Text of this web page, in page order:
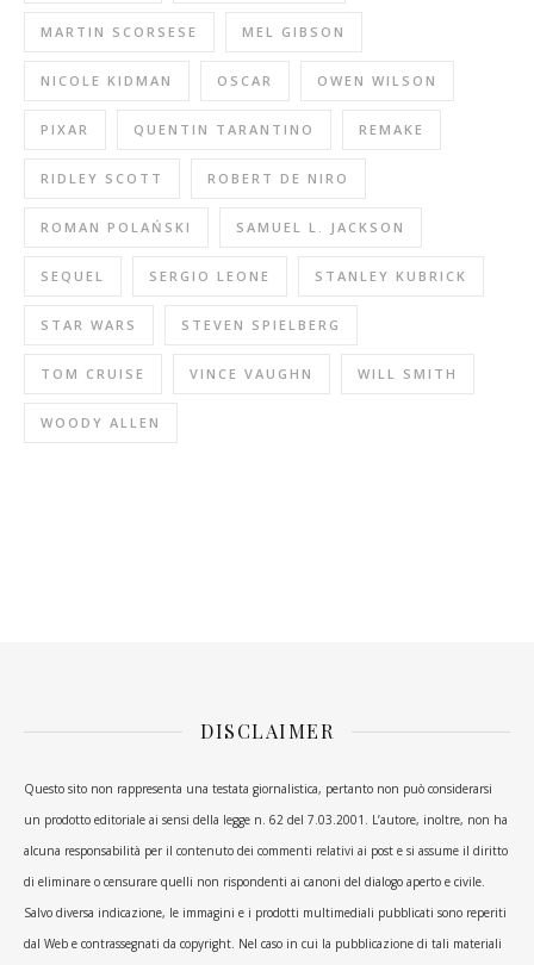
MARTIN SCORSESE MEL GIBSON
NICOLE KIDMAN OSCAR OWEN WILSON
PIXAR QUENTIN TARANTINO REMAKE
RIDLEY SCOTT ROBERT DE NIRO
ROMAN POLAŃSKI SAMUEL L. JACKSON
SEQUEL SERGIO LEONE STANLEY KUBRICK
STAR WARS STEVEN SPIELBERG
TOM CRUISE VINCE VAUGHN WILL SMITH
WOODY ALLEN
DISCLAIMER
Questo sito non rappresenta una testata giornalistica, pertanto non può considerarsi
un prodotto editoriale ai sensi della legge n. 62 del 7.03.2001. L’autore, inoltre, non ha
alcuna responsabilità per il contenuto dei commenti relativi ai post e si assume il diritto
di eliminare o censurare quelli non rispondenti ai canoni del dialogo aperto e civile.
Salvo diversa indicazione, le immagini e i prodotti multimediali pubblicati sono reperiti
dal Web e contrassegnati da copyright. Nel caso in cui la pubblicazione di tali materiali